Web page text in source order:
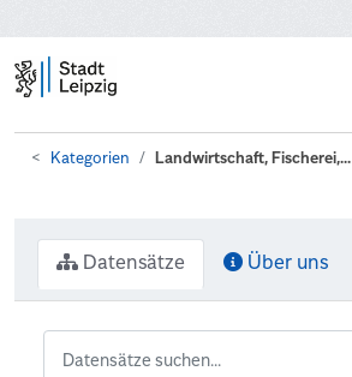
Kategorien Landwirtschaft, Fischerei,...
Datensätze Über uns